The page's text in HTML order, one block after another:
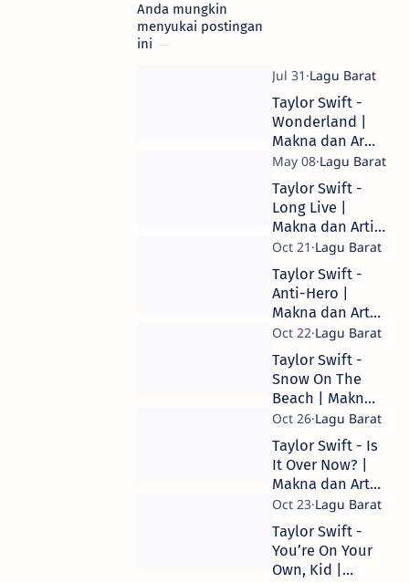
Anda mungkin
menyukai postingan
ini
Taylor Swift -
Wonderland |
Makna dan Arti
Lirik Lagu
Taylor Swift -
Long Live |
Makna dan Arti
Lirik Lagu
Taylor Swift -
Anti-Hero |
Makna dan Arti
Lirik Lagu
Taylor Swift -
Snow On The
Beach | Makna
dan Arti Lirik
Lagu
Taylor Swift - Is
It Over Now? |
Makna dan Arti
Lirik Lagu
Taylor Swift -
You’re On Your
Own, Kid |